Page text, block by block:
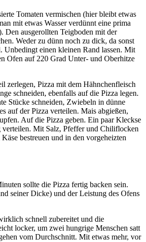
Tomaten vermischen (hier bleibt etwas
mit etwas Wasser verdünnt eine prima
Den ausgerollten Teigboden mit der
Weder zu dünn noch zu dick, da sonst
Unbedingt einen kleinen Rand lassen. Mit
Ofen auf 220 Grad Unter- und Oberhitze
zerlegen, Pizza mit dem Hähnchenfleisch
schneiden, ebenfalls auf die Pizza legen.
Stücke schneiden, Zwiebeln in dünne
auf der Pizza verteilen. Mais abgießen,
Auf die Pizza geben. Ein paar Kleckse
verteilen. Mit Salz, Pfeffer und Chiliflocken
bestreuen und in den vorgeheizten
sollte die Pizza fertig backen sein.
seiner Dicke) und der Leistung des Ofens
schnell zubereitet und die
locker, um zwei hungrige Menschen satt
vom Durchschnitt. Mit etwas mehr, vor